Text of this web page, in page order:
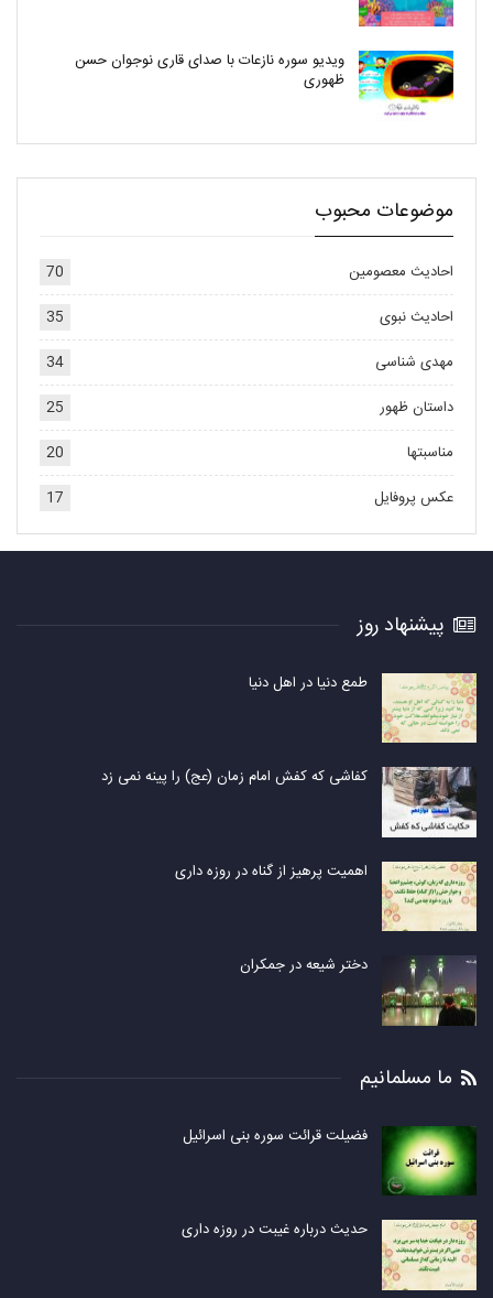
ویدیو سوره نازعات با صدای قاری نوجوان حسن
ظهوری
موضوعات محبوب
احادیث معصومین
70
احادیث نبوی
35
مهدی شناسی
34
داستان ظهور
25
مناسبتها
20
عکس پروفایل
17
پیشنهاد روز
طمع دنیا در اهل دنیا
کفاشی که کفش امام زمان (عج) را پینه نمی زد
اهمیت پرهیز از گناه در روزه داری
دختر شیعه در جمکران
ما مسلمانیم
فضیلت قرائت سوره بنی اسرائیل
حدیث درباره غیبت در روزه داری